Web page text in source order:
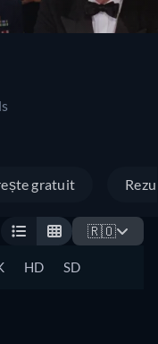
gratuit
🇷🇴
HD SD